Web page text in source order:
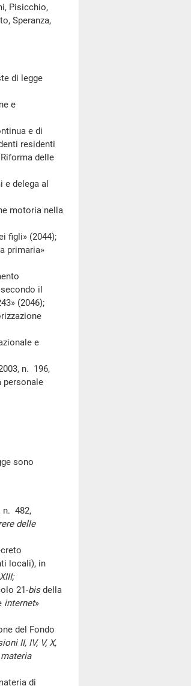
Pisicchio,
Speranza,
di legge
e
e di
residenti
delle
delega al
motoria nella
figli» (2044);
primaria»
il
(2046);
e
n. 196,
personale
sono
n. 482,
delle
locali), in
21-bisdella
internet»
del Fondo
II, IV, V, X,
di